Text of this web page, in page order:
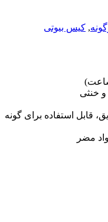
, کیس بیوتی
استفاده برای گونه
مضر